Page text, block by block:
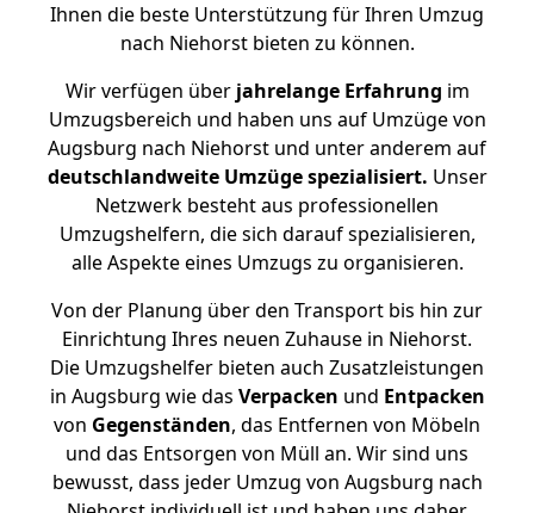
Ihnen die beste Unterstützung für Ihren Umzug
nach Niehorst bieten zu können.
Wir verfügen überjahrelange Erfahrung im
Umzugsbereich und haben uns auf Umzüge von
Augsburg nach Niehorst und unter anderem auf
deutschlandweite Umzüge spezialisiert. Unser
Netzwerk besteht aus professionellen
Umzugshelfern, die sich darauf spezialisieren,
alle Aspekte eines Umzugs zu organisieren.
Von der Planung über den Transport bis hin zur
Einrichtung Ihres neuen Zuhause in Niehorst.
Die Umzugshelfer bieten auch Zusatzleistungen
in Augsburg wie das Verpacken und Entpacken
von Gegenständen, das Entfernen von Möbeln
und das Entsorgen von Müll an. Wir sind uns
bewusst, dass jeder Umzug von Augsburg nach